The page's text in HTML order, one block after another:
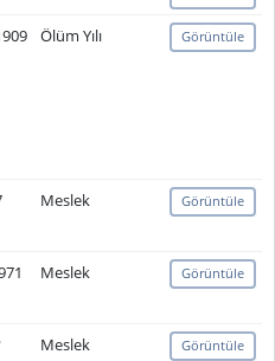
Ölüm Yılı Görüntüle
Meslek Görüntüle
Meslek Görüntüle
Meslek Görüntüle